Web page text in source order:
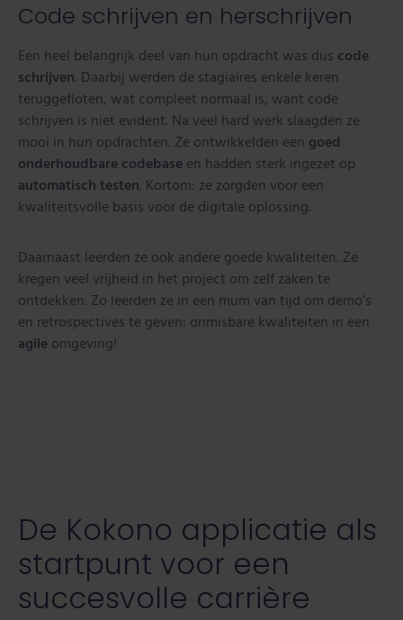
Code schrijven en herschrijven
Een heel belangrijk deel van hun opdracht was dus code
schrijven. Daarbij werden de stagiaires enkele keren
teruggefloten, wat compleet normaal is, want code
schrijven is niet evident. Na veel hard werk slaagden ze
mooi in hun opdrachten. Ze ontwikkelden een goed
onderhoudbare codebase en hadden sterk ingezet op
automatisch testen. Kortom: ze zorgden voor een
kwaliteitsvolle basis voor de digitale oplossing.
Daarnaast leerden ze ook andere goede kwaliteiten. Ze
kregen veel vrijheid in het project om zelf zaken te
ontdekken. Zo leerden ze in een mum van tijd om demo’s
en retrospectives te geven: onmisbare kwaliteiten in een
agile omgeving!
De Kokono applicatie als
startpunt voor een
succesvolle carrière